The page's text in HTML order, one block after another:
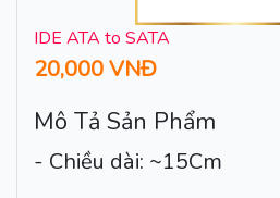
IDE ATA to SATA
20,000 VNĐ
Mô Tả Sản Phẩm
- Chiều dài: ~15Cm